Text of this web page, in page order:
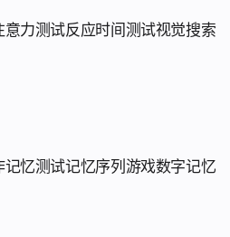
意力测试反应时间测试视觉搜索
记忆测试记忆序列游戏数字记忆